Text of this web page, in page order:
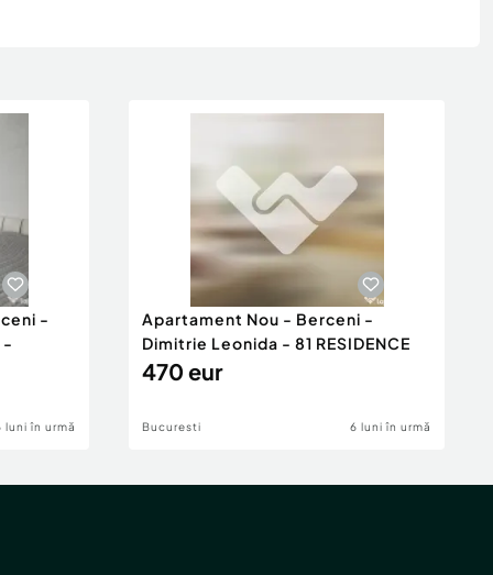
-
-
luni în urmă
Apartament Nou - Berceni -
Dimitrie Leonida - 81 RESIDENCE
470 eur
Bucuresti 6 luni în urmă